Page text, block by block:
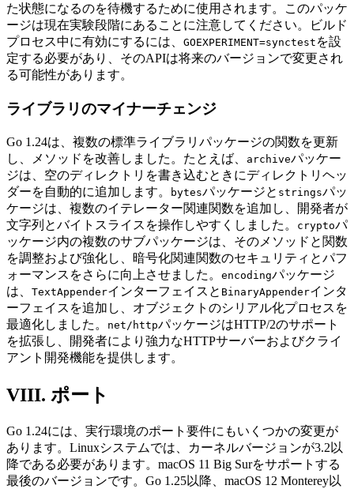
た状態になるのを待機するために使用されます。このパッケ
ージは現在実験段階にあることに注意してください。ビルド
プロセス中に有効にするには、 GOEXPERIMENT=synctest を設
定する必要があり、そのAPIは将来のバージョンで変更され
る可能性があります。
ライブラリのマイナーチェンジ
Go 1.24は、複数の標準ライブラリパッケージの関数を更新
し、メソッドを改善しました。たとえば、
archiveパッケー
ジは、空のディレクトリを書き込むときにディレクトリヘッ
ダーを自動的に追加します。
bytesパッケージと stringsパッ
ケージは、複数のイテレーター関連関数を追加し、開発者が
文字列とバイトスライスを操作しやすくしました。
cryptoパ
ッケージ内の複数のサブパッケージは、そのメソッドと関数
を調整および強化し、暗号化関連関数のセキュリティとパフ
ォーマンスをさらに向上させました。 encodingパッケージ
は、 TextAppenderインターフェイスと BinaryAppenderインタ
ーフェイスを追加し、オブジェクトのシリアル化プロセスを
最適化しました。
net/httpパッケージはHTTP/2のサポート
を拡張し、開発者により強力なHTTPサーバーおよびクライ
アント開発機能を提供します。
VIII. ポート
Go 1.24には、実行環境のポート要件にもいくつかの変更が
あります。Linuxシステムでは、カーネルバージョンが3.2以
降である必要があります。macOS 11 Big Surをサポートする
最後のバージョンです。Go 1.25以降、macOS 12 Monterey以